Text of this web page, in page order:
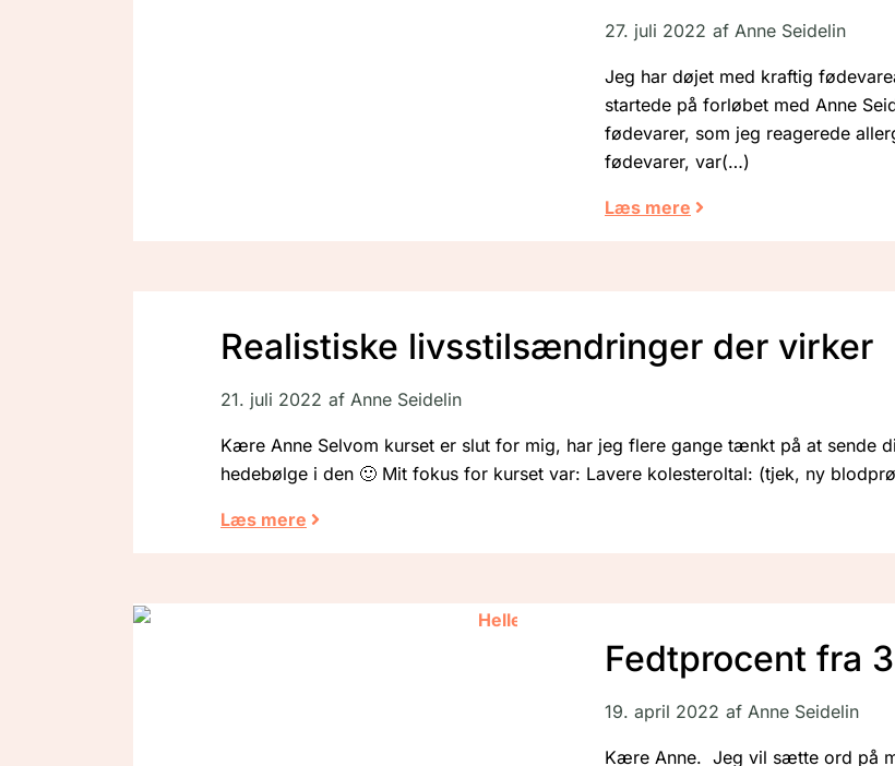
27. juli 2022 af Anne Seidelin
Jeg har døjet med kraftig
startede på forløbet med Anne
fødevarer, som jeg reagerede
fødevarer, var
Læs mere
Realistiske livsstilsændringer der virker
21. juli 2022 af Anne Seidelin
Kære Anne Selvom kurset er slut for mig, har jeg flere gange tænkt på at sende
hedebølge i den 🙂 Mit fokus for kurset var: Lavere kolesteroltal: (tjek, ny
Læs mere
Fedtprocent fra
19. april 2022 af Anne Seidelin
Kære Anne. Jeg vil sætte ord på